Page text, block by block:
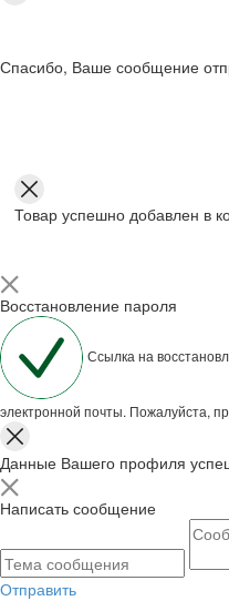
Спасибо, Ваше сообщение
Товар успешно добавлен в
Восстановление пароля
Ссылка на
электронной почты. Пожалуйста,
Данные Вашего профиля
Написать сообщение
Отправить